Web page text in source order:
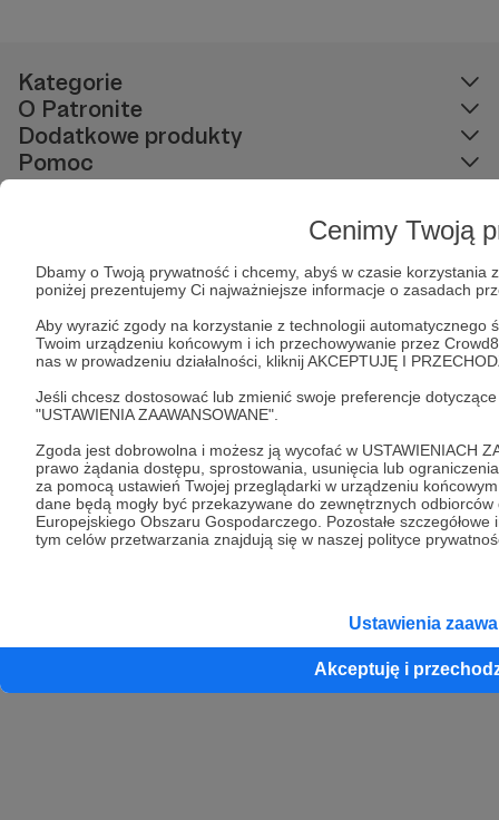
Cenimy Twoją
Dbamy o Twoją prywatność i chcemy, abyś w czasie korzystania
poniżej prezentujemy Ci najważniejsze informacje o zasadach
Aby wyrazić zgody na korzystanie z technologii
Twoim urządzeniu końcowym i ich przechowywanie przez
nas w prowadzeniu działalności, kliknij AKCEPTUJĘ I
Jeśli chcesz dostosować lub zmienić swoje preferencje
"USTAWIENIA ZAAWANSOWANE".
Zgoda jest dobrowolna i możesz ją wycofać w USTAWIENIACH
prawo żądania dostępu, sprostowania, usunięcia lub
za pomocą ustawień Twojej przeglądarki w urządzeniu
dane będą mogły być przekazywane do zewnętrznych
Europejskiego Obszaru Gospodarczego. Pozostałe
tym celów przetwarzania znajdują się w naszej polityce
Ustawienia
Akceptuję i
Kategorie
O Patronite
Dodatkowe produkty
Pomoc
Warunki korzystania z serwisu
Unia Europejska
Copyright 2026 © Patronite.
Wszelkie prawa
zastrzeżone.